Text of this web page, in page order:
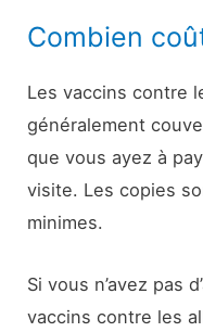
Combien
Les vaccins contre
généralement
que vous ayez à
visite. Les copies
minimes.
Si vous n’avez pas
vaccins contre les